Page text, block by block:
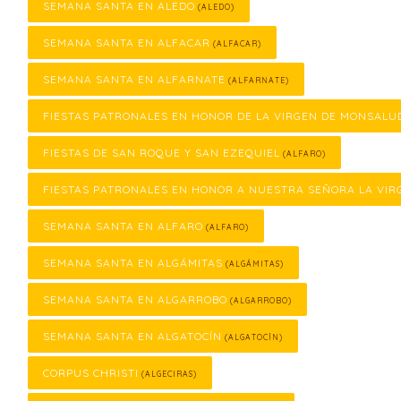
SEMANA SANTA EN ALEDO (ALEDO)
SEMANA SANTA EN ALFACAR (ALFACAR)
SEMANA SANTA EN ALFARNATE (ALFARNATE)
FIESTAS PATRONALES EN HONOR DE LA VIRGEN DE
FIESTAS DE SAN ROQUE Y SAN EZEQUIEL (ALFARO)
FIESTAS PATRONALES EN HONOR A NUESTRA SEÑORA LA
SEMANA SANTA EN ALFARO (ALFARO)
SEMANA SANTA EN ALGÁMITAS (ALGÁMITAS)
SEMANA SANTA EN ALGARROBO (ALGARROBO)
SEMANA SANTA EN ALGATOCÍN (ALGATOCÍN)
CORPUS CHRISTI (ALGECIRAS)